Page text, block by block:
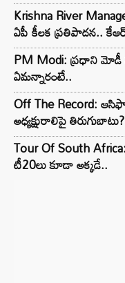
Krishna River
ఏపీ కీలక ప్రతిపాదన..
PM Modi: ప్రధాని
ఏమన్నారంటే..
Off The Record:
అధ్యక్షురాలిపై తిరుగుబాటు?
Tour Of South
టీ20లు కూడా అక్కడే..